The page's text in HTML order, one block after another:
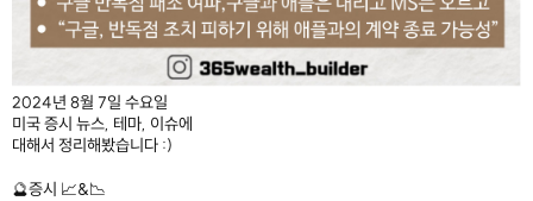
2024년 8월 7일 수요일
미국 증시 뉴스, 테마, 이슈에
대해서 정리해봤습니다 :)
🔮증시 📈&📉